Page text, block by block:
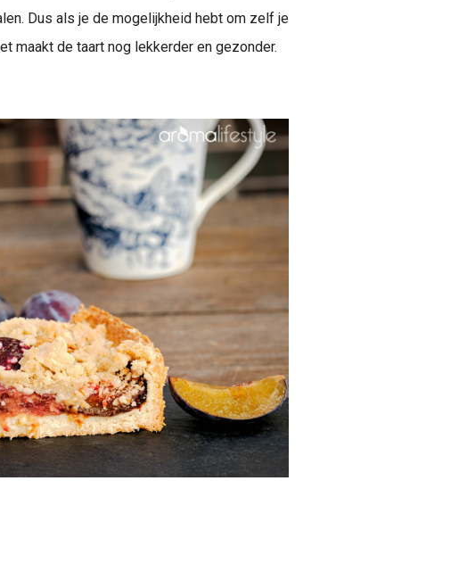
Dus als je de mogelijkheid hebt om zelf je
maakt de taart nog lekkerder en gezonder.